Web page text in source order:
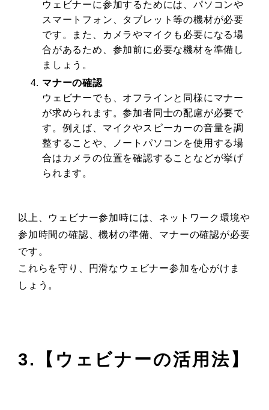
ウェビナーに参加するためには、パソコンや
スマートフォン、タブレット等の機材が必要
です。また、カメラやマイクも必要になる場
合があるため、参加前に必要な機材を準備し
ましょう。
マナーの確認
ウェビナーでも、オフラインと同様にマナー
が求められます。参加者同士の配慮が必要で
す。例えば、マイクやスピーカーの音量を調
整することや、ノートパソコンを使用する場
合はカメラの位置を確認することなどが挙げ
られます。
以上、ウェビナー参加時には、ネットワーク環境や
参加時間の確認、機材の準備、マナーの確認が必要
です。
これらを守り、円滑なウェビナー参加を心がけま
しょう。
3.【ウェビナーの活用法】